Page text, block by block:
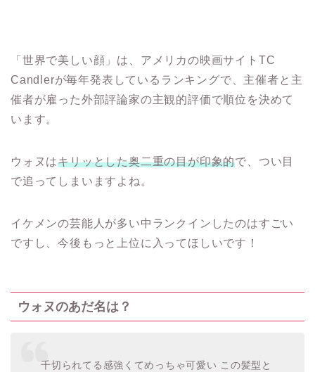
「世界で美しい顔」は、アメリカの映画サイトTC
Candlerが毎年発表しているランキングで、主催者と主
催者が雇った外部評論家の主観的評価で順位を決めて
います。
ウォヌはキリッとした奥二重の目が印象的で、つい目
で追ってしまいますよね。
イケメンの芸能人が多い中ランクインしたのはすごい
ですし、今後もっと上位に入ってほしいです！
ウォヌのあだ名は？
千切られてる感強くてめっちゃ可愛い この髪型と